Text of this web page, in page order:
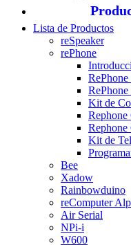
Lista de Productos
reSpeaker
rePhone
Kit de
Kit de
Bee
Xadow
Rainbowduino
reComputer
Air Serial
NPi-i
W600